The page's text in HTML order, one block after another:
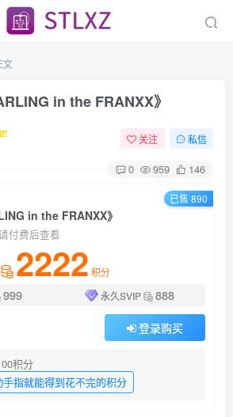
文
in the FRANXX》
关注 私信
0 959 146
in the FRANXX》
付费后查看
2222 积分
999 永久SVIP 888
登录购买
积分
指就能得到花不完的积分
已售 890